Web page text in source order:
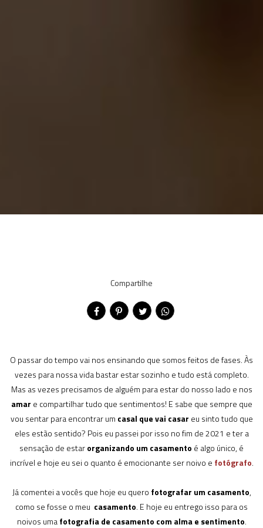
Compartilhe
O passar do tempo vai nos ensinando que somos feitos de fases. Às
vezes para nossa vida bastar estar sozinho e tudo está completo.
Mas as vezes precisamos de alguém para estar do nosso lado e nos
amar e compartilhar tudo que sentimentos! E sabe que sempre que
vou sentar para encontrar um casal que vai casar eu sinto tudo que
eles estão sentido? Pois eu passei por isso no fim de 2021 e ter a
sensação de estarorganizando um casamento é algo único, é
incrível e hoje eu sei o quanto é emocionante ser noivo e fotógrafo.
Já comentei a vocês que hoje eu quero fotografar um casamento,
como se fosse o meu casamento. E hoje eu entrego isso para os
noivos umafotografia de casamento com alma e sentimento.